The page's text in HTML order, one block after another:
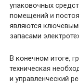
упаковочных
помещений и
являются
запасами
В конечном итоге,
техническая
и управленческий